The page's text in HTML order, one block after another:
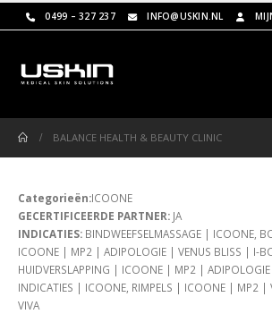
0499 – 327 237 INFO@USKIN.NL
BALANCE HEALTH & BEAUTY CLINIC
Categorieën:ICOONE
GECERTIFICEERDE PARTNER: JA
INDICATIES: BINDWEEFSELMASSAGE | ICOONE,
ICOONE | MP2 | ADIPOLOGIE | VENUS BLISS | I-
HUIDVERSLAPPING | ICOONE | MP2 |
INDICATIES | ICOONE, RIMPELS | ICOONE | MP2 |
VIVA